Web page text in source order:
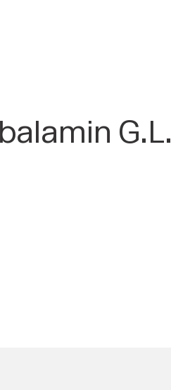
G.L.